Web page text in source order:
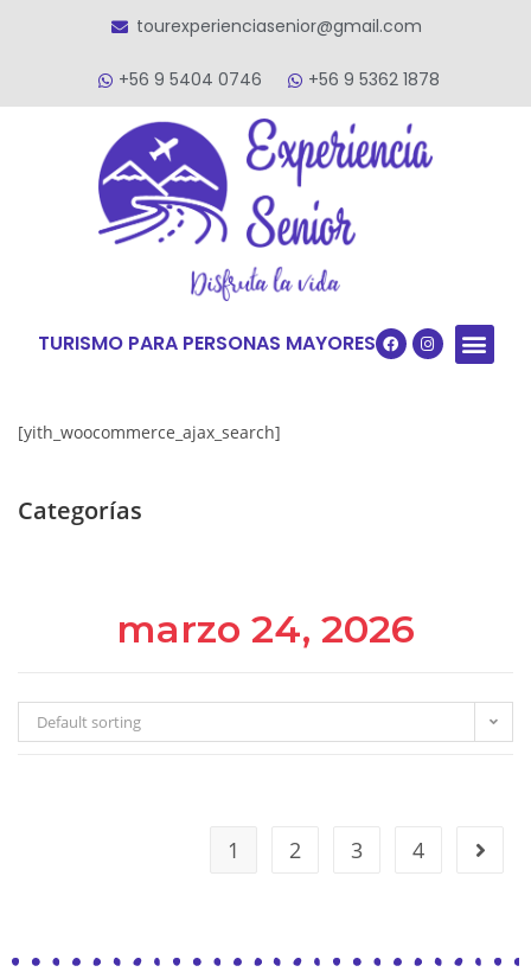
tourexperienciasenior@gmail.com
+56 9 5404 0746 +56 9 5362 1878
TURISMO PARA PERSONAS MAYORES
[yith_woocommerce_ajax_search]
Categorías
marzo 24, 2026
Default sorting
1 2 3 4